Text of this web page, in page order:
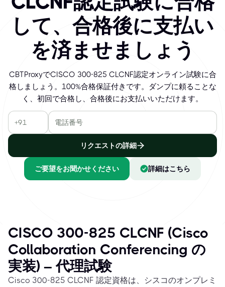
して、合格後に支払い
を済ませましょう
CBTProxyでCISCO 300-825 CLCNF認定オンライン試験に合
格しましょう。100%合格保証付きです。ダンプに頼ることな
く、初回で合格し、合格後にお支払いいただけます。
リクエストの詳細
ご要望をお聞かせください 詳細はこちら
CISCO 300-825 CLCNF (Cisco
Collaboration Conferencing の
実装) – 代理試験
Cisco 300-825 CLCNF 認定資格は、シスコのオンプレミ